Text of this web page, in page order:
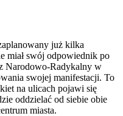
już kilka
miał swój odpowiednik po
Narodowo-Radykalny w
swojej manifestacji. To
na ulicach pojawi się
oddzielać od siebie obie
miasta.